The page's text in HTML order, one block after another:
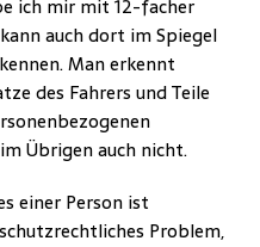
ich mir mit 12-facher
auch dort im Spiegel
Man erkennt
des Fahrers und Teile
Übrigen auch nicht.
einer Person ist
Problem,